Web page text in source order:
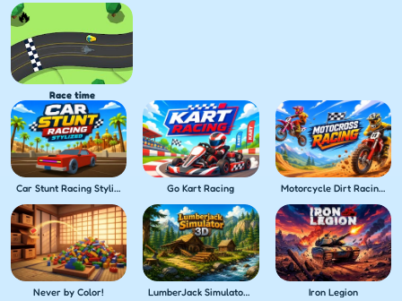
Race time
Car Stunt Racing Stylized Go Kart Racing Motorcycle Dirt Racing Multiplayer
Never by Color! LumberJack Simulator 3D Iron Legion